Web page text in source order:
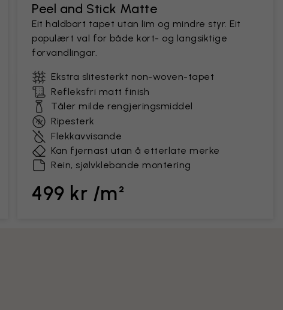
Peel and Stick Matte
Eit haldbart tapet utan lim og mindre styr. Eit
populært val for både kort- og langsiktige
forvandlingar.
Ekstra slitesterkt non-woven-tapet
Refleksfri matt finish
Tåler milde rengjeringsmiddel
Ripesterk
Flekkavvisande
Kan fjernast utan å etterlate merke
Rein, sjølvklebande montering
499 kr /m²